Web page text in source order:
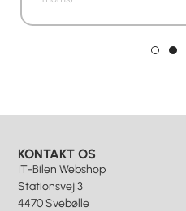
KONTAKT OS
IT-Bilen Webshop
Stationsvej 3
4470 Svebølle